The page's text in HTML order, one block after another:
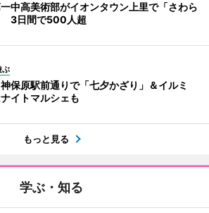
中高美術部がイオンタウン上里で「さわら
3日間で500人超
ぶ
神保原駅前通りで「七夕かざり」＆イルミ
イトマルシェも
もっと見る
学ぶ・知る